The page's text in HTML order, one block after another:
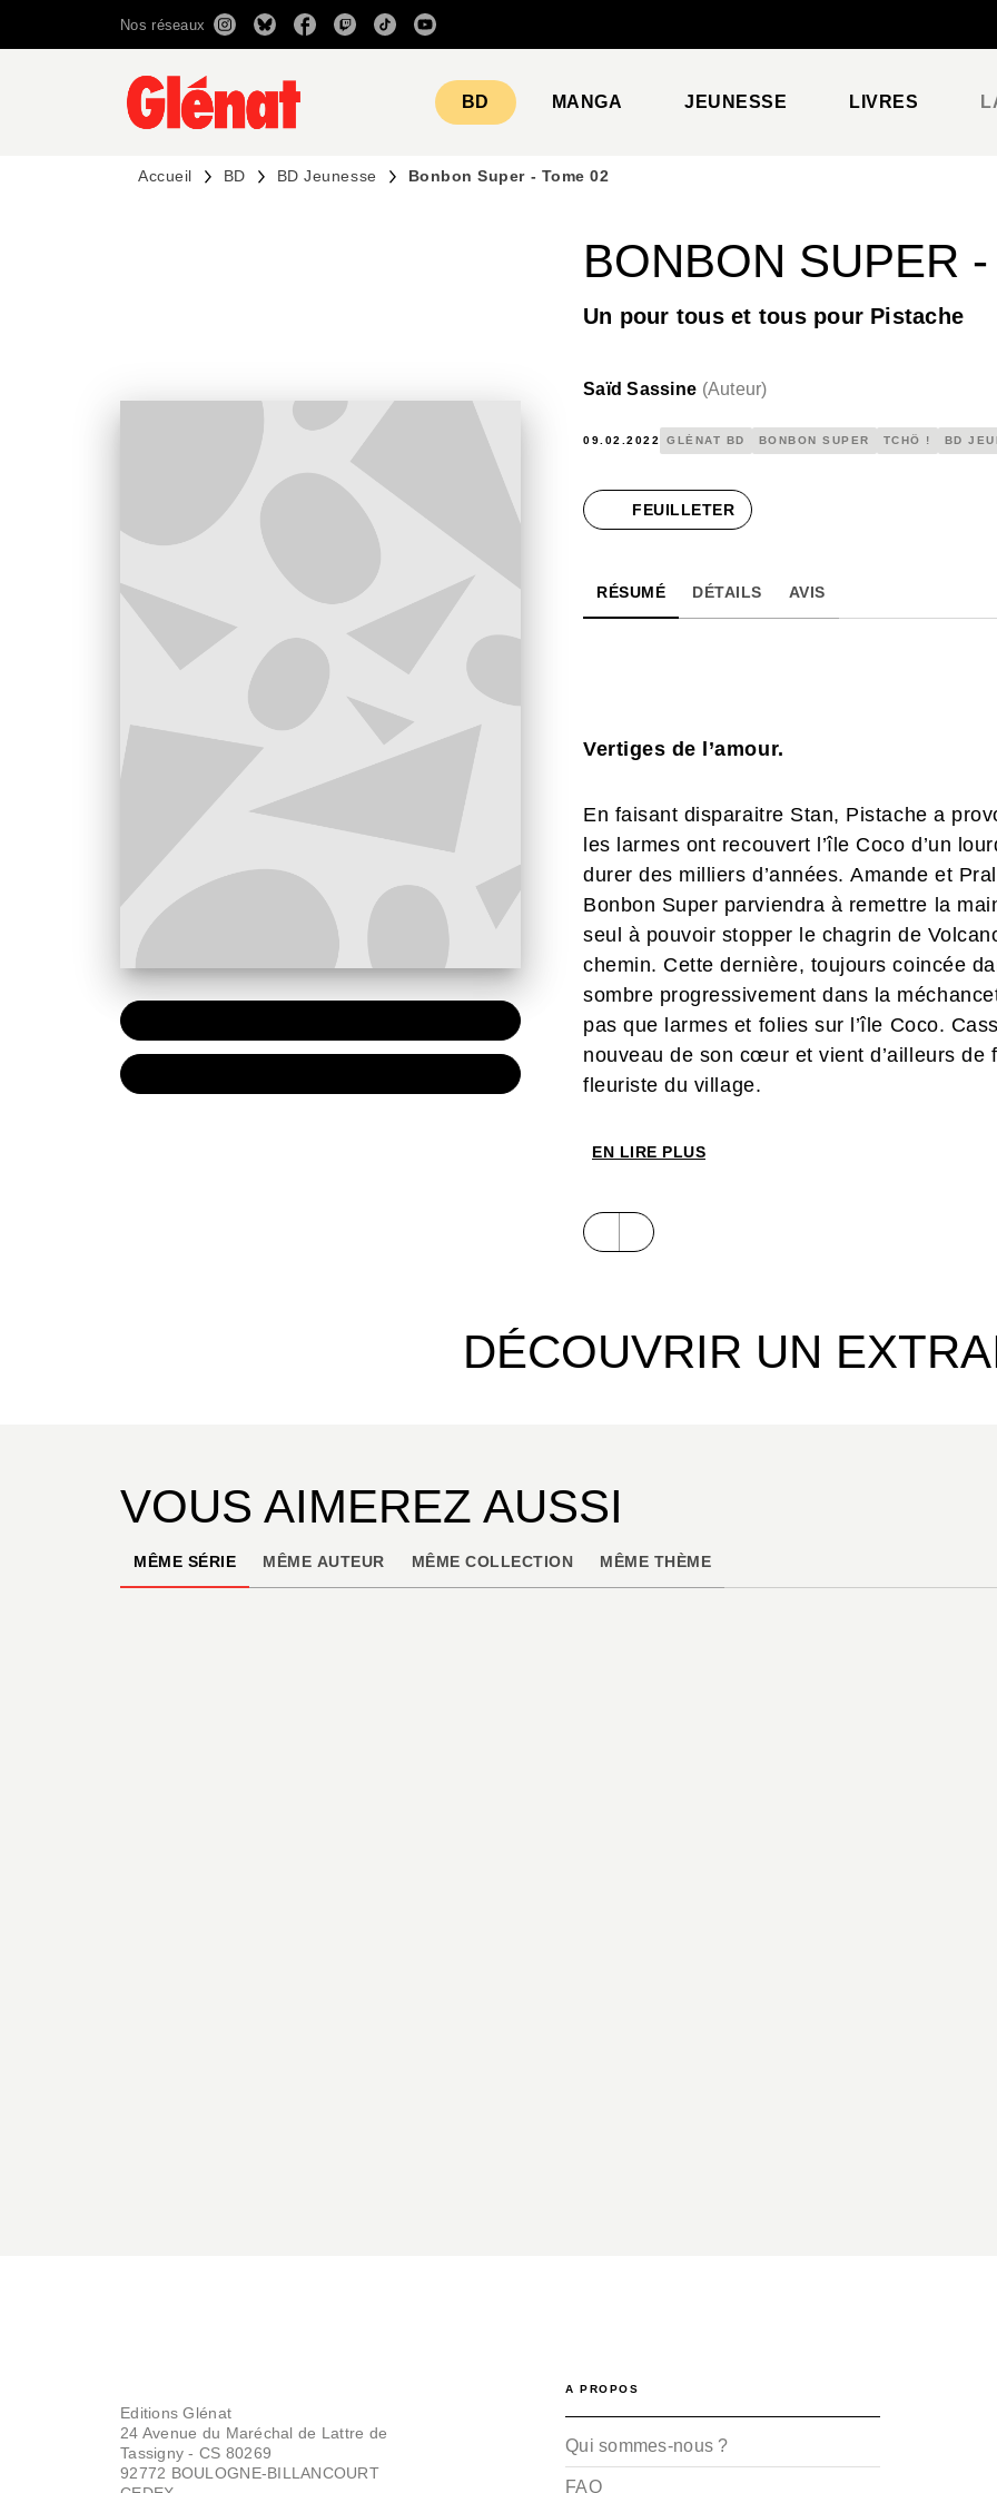
RECHERCHE CONTENU
Nos réseaux
BD MANGA JEUNESSE LIVRES
Accueil BD BD Jeunesse Bonbon Super - Tome 02
BONBON SUPER
Un pour tous et tous pour Pistache
Saïd Sassine (Auteur)
09.02.2022 GLÉNAT BD BONBON SUPER TCHÔ ! BD
FEUILLETER
RÉSUMÉ DÉTAILS AVIS
Vertiges de l’amour.
En faisant disparaitre Stan, Pistache a
les larmes ont recouvert l’île Coco d’un
durer des milliers d’années. Amande et
Bonbon Super parviendra à remettre la
seul à pouvoir stopper le chagrin de
chemin. Cette dernière, toujours coincée
sombre progressivement dans la
pas que larmes et folies sur l’île Coco.
nouveau de son cœur et vient d’ailleurs
fleuriste du village.
EN LIRE PLUS
DÉCOUVRIR UN
VOUS AIMEREZ AUSSI
MÊME SÉRIE MÊME AUTEUR MÊME COLLECTION MÊME THÈME
Editions Glénat
24 Avenue du Maréchal de Lattre de
Tassigny - CS 80269
92772 BOULOGNE-BILLANCOURT
A PROPOS
Qui sommes-nous ?
FAQ